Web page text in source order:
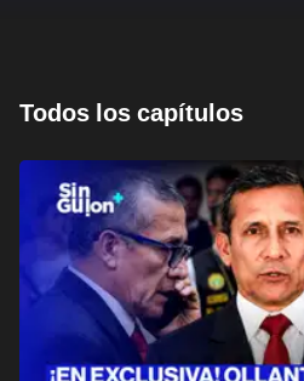
Todos los capítulos